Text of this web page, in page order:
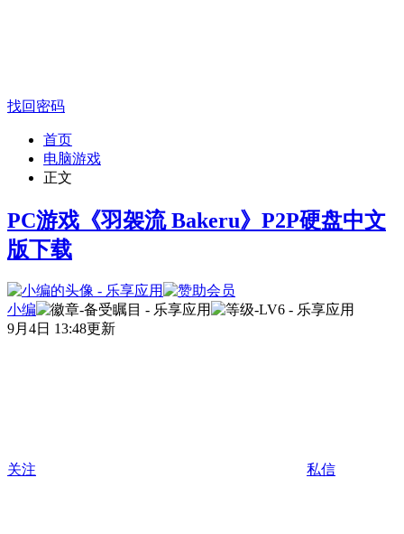
找回密码
首页
电脑游戏
正文
PC游戏《羽袈流 Bakeru》P2P硬盘中文
版下载
小编
9月4日 13:48更新
关注 私信